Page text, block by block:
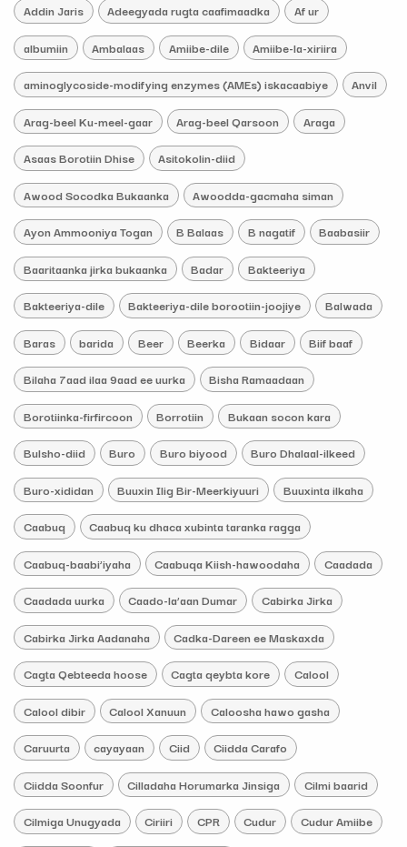
Addin Jaris Adeegyada rugta caafimaadka Af ur
albumiin Ambalaas Amiibe-dile Amiibe-la-xiriira
aminoglycoside-modifying enzymes (AMEs) iskacaabiye Anvil
Arag-beel Ku-meel-gaar Arag-beel Qarsoon Araga
Asaas Borotiin Dhise Asitokolin-diid
Awood Socodka Bukaanka Awoodda-gacmaha siman
Ayon Ammooniya Togan B Balaas B nagatif Baabasiir
Baaritaanka jirka bukaanka Badar Bakteeriya
Bakteeriya-dile Bakteeriya-dile borootiin-joojiye Balwada
Baras barida Beer Beerka Bidaar Biif baaf
Bilaha 7aad ilaa 9aad ee uurka Bisha Ramaadaan
Borotiinka-firfircoon Borrotiin Bukaan socon kara
Bulsho-diid Buro Buro biyood Buro Dhalaal-ilkeed
Buro-xididan Buuxin Ilig Bir-Meerkiyuuri Buuxinta ilkaha
Caabuq Caabuq ku dhaca xubinta taranka ragga
Caabuq-baabi’iyaha Caabuqa Kiish-hawoodaha Caadada
Caadada uurka Caado-la’aan Dumar Cabirka Jirka
Cabirka Jirka Aadanaha Cadka-Dareen ee Maskaxda
Cagta Qebteeda hoose Cagta qeybta kore Calool
Calool dibir Calool Xanuun Caloosha hawo gasha
Caruurta cayayaan Ciid Ciidda Carafo
Ciidda Soonfur Cilladaha Horumarka Jinsiga Cilmi baarid
Cilmiga Unugyada Ciriiri CPR Cudur Cudur Amiibe